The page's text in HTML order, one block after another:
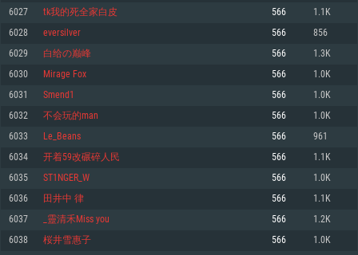
Minimum
OS: Windows 10 (64 bit)
Processeur: Dual-Core 2.2 GHz
Mémoire: 4 GB
Carte graphique supportant DirectX 11: AMD Radeon 77XX / NVIDIA
GeForce GTX 660. La résolution minimale supportée par le jeu est de 720p
Connection: Connexion Internet à haut débit
Disque dur: 23.1 Go (client minimal)
Recommandée
Minimum
OS: Mac OS Big Sur 11.0 ou plus récent
Processeur: Core i5, minimum 2.2GHz (Les processeurs Intel Xeon ne sont
pas supportés)
Mémoire: 6 GB
Carte graphique: Intel Iris Pro 5200 (Mac), ou analogue AMD/Nvidia. La
résolution minimale supportée par le jeu est de 720p.
Connection: Connexion Internet à haut débit
Disque dur: 62,2 Go (client minimal)
Recommandée
OS: Mac OS Big Sur 11.0 ou plus récent
Processeur: Core i7 (Les processeurs Intel Xeon ne sont pas supportés)
Minimum
OS: Les configurations Linux 64 bits les plus modernes
Processeur: Dual-Core 2.4 GHz
Mémoire: 4 GB
Carte graphique: NVIDIA 660 avec les derniers drivers (moins de 6 mois) /
de même pour AMD (La résolution minimale supportée par le jeu est de
720p)
Connection: Connexion Internet à haut débit
Disque dur: 62,2 Go (client minimal)
Recommandée
OS: Ubuntu 20.04 64bit
Processeur: Intel Core i7
6027 tk我的死全家白皮 566 1.1K
6028 eversilver 566 856
6029 白给の巅峰 566 1.3K
6030 Mirage Fox 566 1.0K
6031 Smend1 566 1.0K
6032 不会玩的man 566 1.0K
6033 Le_Beans 566 961
6034 开着59改碾碎人民 566 1.1K
6035 ST1NGER_W 566 1.0K
6036 田井中 律 566 1.1K
6037 _靈清禾Miss you 566 1.2K
6038 桜井雪惠子 566 1.0K